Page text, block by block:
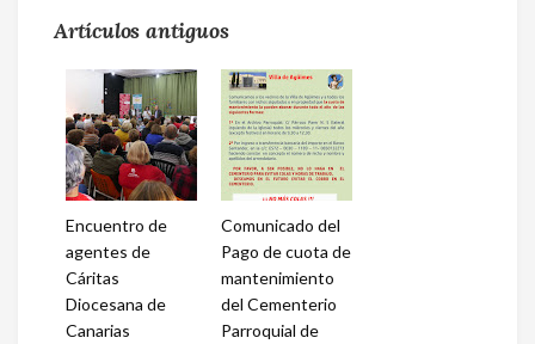
Artículos antiguos
Encuentro de
agentes de
Cáritas
Diocesana de
Canarias
Comunicado del
Pago de cuota de
mantenimiento
del Cementerio
Parroquial de